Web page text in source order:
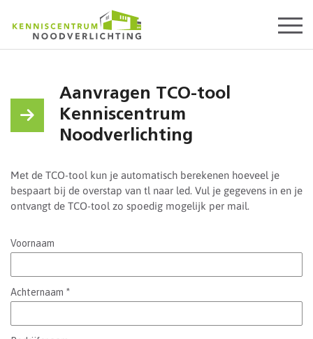
content
Aanvragen TCO-tool
Kenniscentrum
Noodverlichting
Met de TCO-tool kun je automatisch berekenen hoeveel je
bespaart bij de overstap van tl naar led. Vul je gegevens in en je
ontvangt de TCO-tool zo spoedig mogelijk per mail.